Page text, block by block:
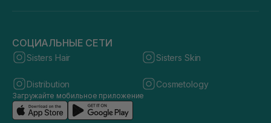
СОЦИАЛЬНЫЕ СЕТИ
Sisters Hair Sisters Skin
Distribution Cosmetology
Загружайте мобильное приложение